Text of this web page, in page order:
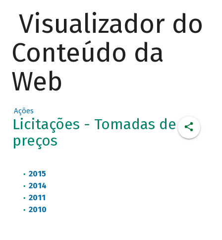
Visualizador do
Conteúdo da
Web
Ações
Licitações - Tomadas de
preços
2015
2014
2011
2010